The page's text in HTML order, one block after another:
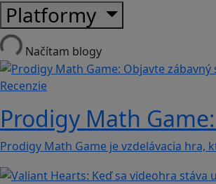
Platformy
Načítam blogy
Recenzie
Prodigy Math
Prodigy Math Game je vzdelávacia hra,